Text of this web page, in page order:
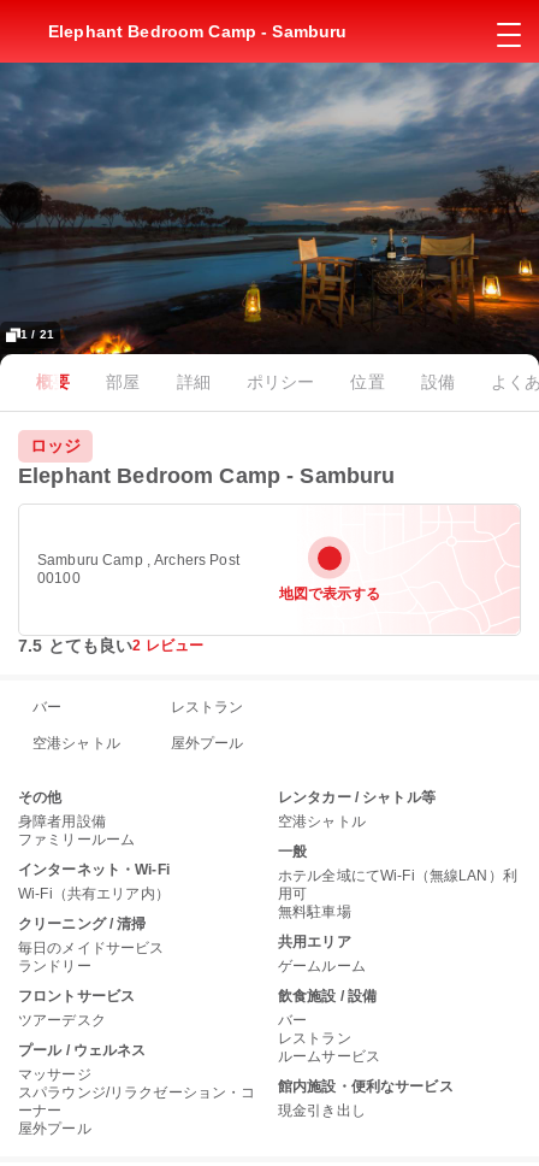
Elephant Bedroom Camp - Samburu
1 / 21
概要 部屋 詳細 ポリシー 位置 設備 よく
ロッジ
Elephant Bedroom Camp - Samburu
Samburu Camp , Archers Post
00100
地図で表示する
7.5 とても良い2 レビュー
バー レストラン
空港シャトル 屋外プール
その他
身障者用設備
ファミリールーム
インターネット・Wi-Fi
Wi-Fi（共有エリア内）
クリーニング / 清掃
毎日のメイドサービス
ランドリー
フロントサービス
ツアーデスク
プール / ウェルネス
マッサージ
スパラウンジ/リラクゼーション・コ
ーナー
屋外プール
レンタカー / シャトル等
空港シャトル
一般
ホテル全域にてWi-Fi（無線LAN）利
用可
無料駐車場
共用エリア
ゲームルーム
飲食施設 / 設備
バー
レストラン
ルームサービス
館内施設・便利なサービス
現金引き出し